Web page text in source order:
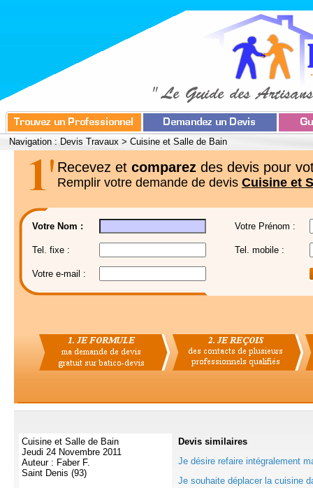
Navigation : Devis Travaux > Cuisine et Salle de Bain
Recevez et comparez des devis pour
Remplir votre demande de devis Cuisine et
Votre Nom : Votre Prénom :
Tel. fixe : Tel. mobile :
Votre e-mail :
Cuisine et Salle de Bain
Jeudi 24 Novembre 2011
Auteur : Faber F.
Saint Denis (93)
Devis similaires
Je désire refaire intégralement
Je souhaite déplacer la cuisine